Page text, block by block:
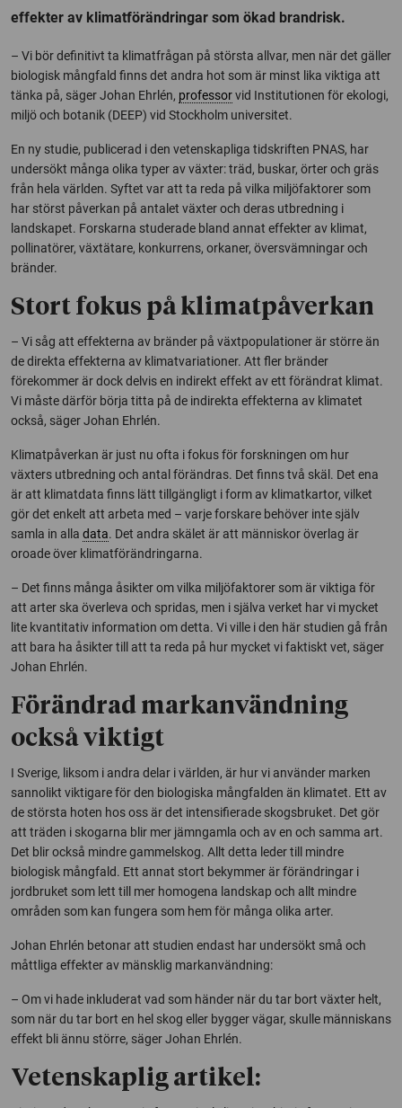
effekter av klimatförändringar som ökad brandrisk.
– Vi bör definitivt ta klimatfrågan på största allvar, men när det gäller
biologisk mångfald finns det andra hot som är minst lika viktiga att
tänka på, säger Johan Ehrlén, professorvid Institutionen för ekologi,
miljö och botanik (DEEP) vid Stockholm universitet.
En ny studie, publicerad i den vetenskapliga tidskriften PNAS, har
undersökt många olika typer av växter: träd, buskar, örter och gräs
från hela världen. Syftet var att ta reda på vilka miljöfaktorer som
har störst påverkan på antalet växter och deras utbredning i
landskapet. Forskarna studerade bland annat effekter av klimat,
pollinatörer, växtätare, konkurrens, orkaner, översvämningar och
bränder.
Stort fokus på klimatpåverkan
– Vi såg att effekterna av bränder på växtpopulationer är större än
de direkta effekterna av klimatvariationer. Att fler bränder
förekommer är dock delvis en indirekt effekt av ett förändrat klimat.
Vi måste därför börja titta på de indirekta effekterna av klimatet
också, säger Johan Ehrlén.
Klimatpåverkan är just nu ofta i fokus för forskningen om hur
växters utbredning och antal förändras. Det finns två skäl. Det ena
är att klimatdata finns lätt tillgängligt i form av klimatkartor, vilket
gör det enkelt att arbeta med – varje forskare behöver inte själv
samla in alla data. Det andra skälet är att människor överlag är
oroade över klimatförändringarna.
– Det finns många åsikter om vilka miljöfaktorer som är viktiga för
att arter ska överleva och spridas, men i själva verket har vi mycket
lite kvantitativ information om detta. Vi ville i den här studien gå från
att bara ha åsikter till att ta reda på hur mycket vi faktiskt vet, säger
Johan Ehrlén.
Förändrad markanvändning
också viktigt
I Sverige, liksom i andra delar i världen, är hur vi använder marken
sannolikt viktigare för den biologiska mångfalden än klimatet. Ett av
de största hoten hos oss är det intensifierade skogsbruket. Det gör
att träden i skogarna blir mer jämngamla och av en och samma art.
Det blir också mindre gammelskog. Allt detta leder till mindre
biologisk mångfald. Ett annat stort bekymmer är förändringar i
jordbruket som lett till mer homogena landskap och allt mindre
områden som kan fungera som hem för många olika arter.
Johan Ehrlén betonar att studien endast har undersökt små och
måttliga effekter av mänsklig markanvändning:
– Om vi hade inkluderat vad som händer när du tar bort växter helt,
som när du tar bort en hel skog eller bygger vägar, skulle människans
effekt bli ännu större, säger Johan Ehrlén.
Vetenskaplig artikel: